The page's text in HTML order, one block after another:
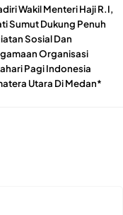
Wakil Menteri Haji R.I,
Sumut Dukung Penuh
Sosial Dan
Organisasi
Pagi Indonesia
Utara Di Medan*